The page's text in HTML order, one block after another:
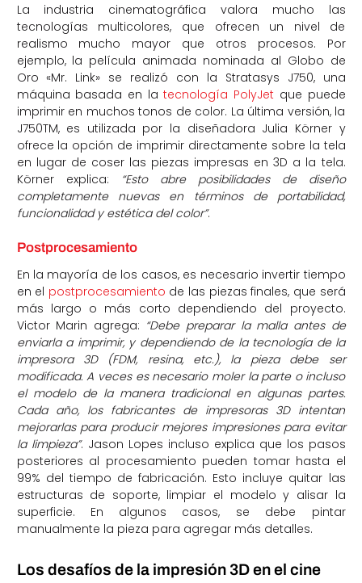
La industria cinematográfica valora mucho las
tecnologías multicolores, que ofrecen un nivel de
realismo mucho mayor que otros procesos. Por
ejemplo, la película animada nominada al Globo de
Oro «Mr. Link» se realizó con la Stratasys J750, una
máquina basada en latecnología PolyJet que puede
imprimir en muchos tonos de color. La última versión, la
J750TM, es utilizada por la diseñadora Julia Körner y
ofrece la opción de imprimir directamente sobre la tela
en lugar de coser las piezas impresas en 3D a la tela.
Körner explica:
“Esto abre posibilidades de diseño
completamente nuevas en términos de portabilidad,
funcionalidad y estética del color”.
Postprocesamiento
En la mayoría de los casos, es necesario invertir tiempo
en el postprocesamiento de las piezas finales, que será
más largo o más corto dependiendo del proyecto.
Victor Marin agrega: “Debe preparar la malla antes de
enviarla a imprimir, y dependiendo de la tecnología de la
impresora 3D (FDM, resina, etc.), la pieza debe ser
modificada. A veces es necesario moler la parte o incluso
el modelo de la manera tradicional en algunas partes.
Cada año, los fabricantes de impresoras 3D intentan
mejorarlas para producir mejores impresiones para evitar
la limpieza”. Jason Lopes incluso explica que los pasos
posteriores al procesamiento pueden tomar hasta el
99% del tiempo de fabricación. Esto incluye quitar las
estructuras de soporte, limpiar el modelo y alisar la
superficie. En algunos casos, se debe pintar
manualmente la pieza para agregar más detalles.
Los desafíos de la impresión 3D en el cine